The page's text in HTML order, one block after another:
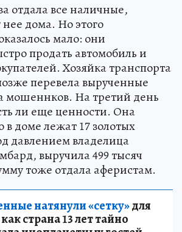
отдала все наличные,
дома. Но этого
мало: они
продать автомобиль и
Хозяйка транспорта
перевела вырученные
мошеннков. На третий день
ли еще ценности. Она
в доме лежат 17 золотых
давлением владелица
выручила 499 тысяч
тоже отдала аферистам.
натянули «сетку»для
страна 13 лет тайно